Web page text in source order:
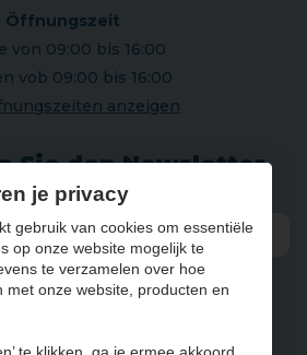
Öffnungszeit
von 09:00 bis 16:00
vob 09:00 bis 16:00
anzeigen
Sie den Newsletter
om mijn gegevens te bewaren en
in onzeprivacy statement
je privacy
gebruik van cookies om essentiële
op onze website mogelijk te
te verzamelen over hoe
met onze website, producten en